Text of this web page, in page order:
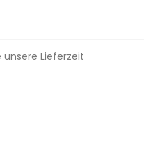
Lieferzeit